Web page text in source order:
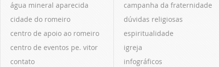
água mineral aparecida
cidade do romeiro
centro de apoio ao romeiro
centro de eventos pe. vitor
contato
campanha da fraternidade
dúvidas religiosas
espiritualidade
igreja
infográficos